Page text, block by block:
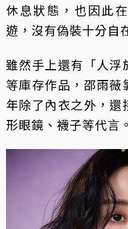
休息狀態，也因此
遊，沒有偽裝十分自
雖然手上還有「人浮
等庫存作品，邵雨
年除了內衣之外，
形眼鏡、襪子等代言。